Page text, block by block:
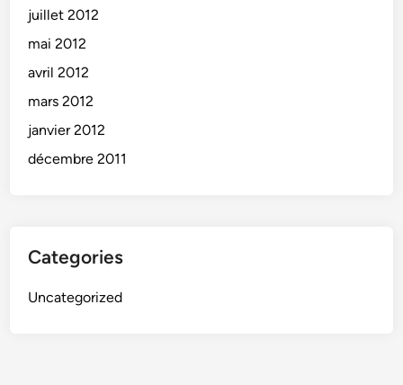
juillet 2012
mai 2012
avril 2012
mars 2012
janvier 2012
décembre 2011
Categories
Uncategorized